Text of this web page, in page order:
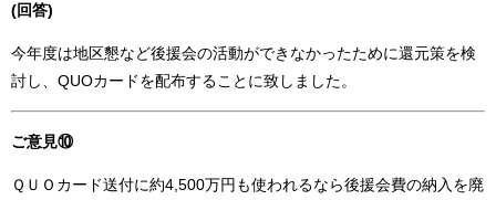
(回答)
今年度は地区懇など後援会の活動ができなかったために還元策を検
討し、QUOカードを配布することに致しました。
ご意見⑩
ＱＵＯカード送付に約4,500万円も使われるなら後援会費の納入を廃